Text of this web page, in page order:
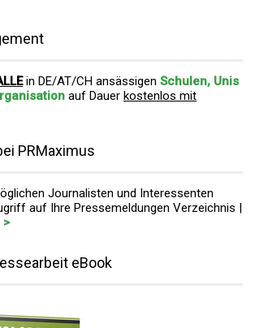
in DE/AT/CH ansässigen Schulen, Unis
auf Dauer kostenlos mit
PRMaximus
Journalisten und Interessenten
auf Ihre Pressemeldungen Verzeichnis |
eBook